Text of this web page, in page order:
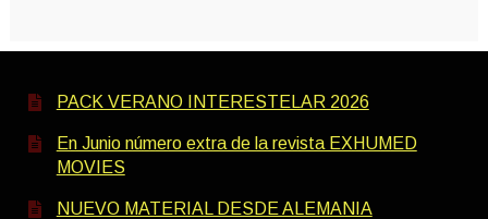
PACK VERANO INTERESTELAR 2026
En Junio número extra de la revista EXHUMED
MOVIES
NUEVO MATERIAL DESDE ALEMANIA